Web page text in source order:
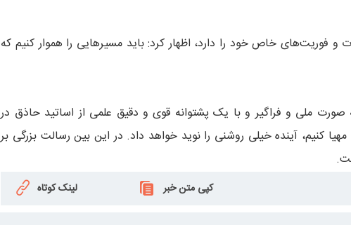
فوریت‌های خاص خود را دارد، اظهار کرد: باید مسیر‌هایی را هموار کنیم که
ملی و فراگیر و با یک پشتوانه قوی و دقیق علمی از اساتید حاذق در
کنیم، آینده خیلی روشنی را نوید خواهد داد. در این بین رسالت بزرگی بر
کپی متن خبر لینک کوتاه